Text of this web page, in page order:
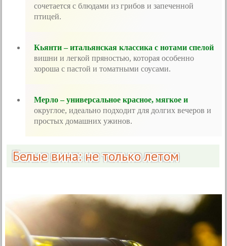
сочетается с блюдами из грибов и запеченной
птицей.
Кьянти – итальянская классика с нотами спелой
вишни и легкой пряностью, которая особенно
хороша с пастой и томатными соусами.
Мерло – универсальное красное, мягкое и
округлое, идеально подходит для долгих вечеров и
простых домашних ужинов.
Белые вина: не только летом